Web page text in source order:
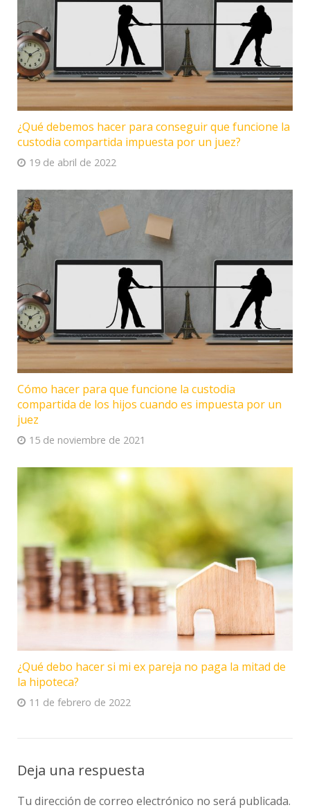
¿Qué debemos hacer para conseguir que funcione la
custodia compartida impuesta por un juez?
19 de abril de 2022
Cómo hacer para que funcione la custodia
compartida de los hijos cuando es impuesta por un
juez
15 de noviembre de 2021
¿Qué debo hacer si mi ex pareja no paga la mitad de
la hipoteca?
11 de febrero de 2022
Deja una respuesta
Tu dirección de correo electrónico no será publicada.